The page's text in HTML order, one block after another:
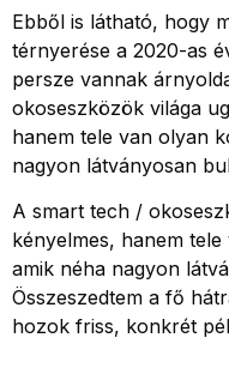
Ebből is látható, hogy
térnyerése a 2020-as
persze vannak
okoseszközök világa
hanem tele van olyan
nagyon látványosan
A smart tech /
kényelmes, hanem
amik néha nagyon
Összeszedtem a fő
hozok friss, konkrét